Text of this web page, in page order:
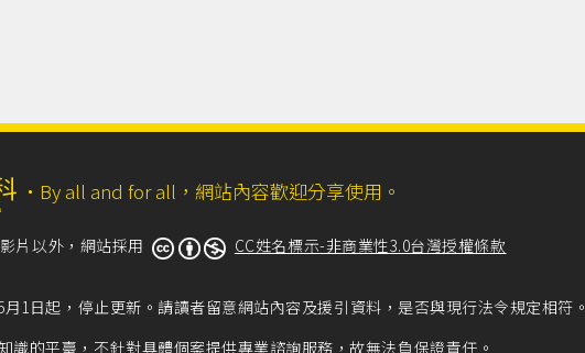
‧ By all and for all，網站內容歡迎分享使用。
片以外，網站採用 CC姓名標示-非商業性3.0台灣授權條款
1日起，停止更新。請讀者留意網站內容及援引資料，是否與現行法令規定相符。
識的平臺，不針對具體個案提供專業諮詢服務，故無法負保證責任。